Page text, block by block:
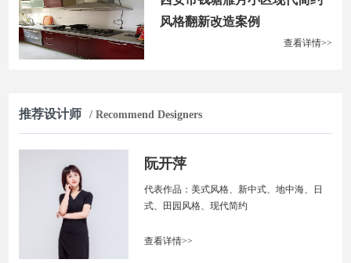
风格翻新改造案例
查看详情>>
推荐设计师 / Recommend Designers
阮开萍
代表作品：美式风格、新中式、地中海、日
式、田园风格、现代简约
查看详情>>